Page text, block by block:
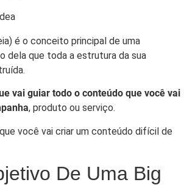
é o conceito principal de uma
dela que toda a estrutura da sua
vai guiar todo o conteúdo que você vai
, produto ou serviço.
você vai criar um conteúdo difícil de
De Uma Big